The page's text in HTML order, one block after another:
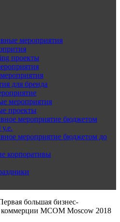
мероприятия
проекты
для бренда
мероприятия
проекты
мероприятие бюджетом
мероприятие бюджетом до
корпоративы
большая бизнес-
MCOM Moscow 2018